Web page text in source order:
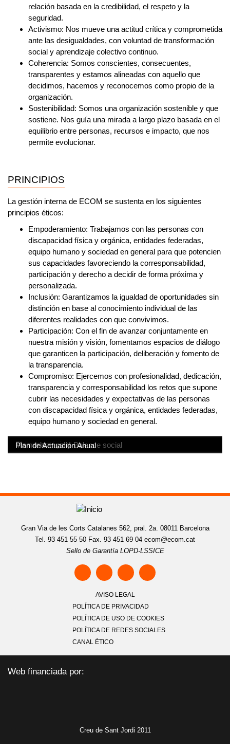
relación basada en la credibilidad, el respeto y la
seguridad.
Activismo: Nos mueve una actitud crítica y comprometida
ante las desigualdades, con voluntad de transformación
social y aprendizaje colectivo continuo.
Coherencia: Somos conscientes, consecuentes,
transparentes y estamos alineadas con aquello que
decidimos, hacemos y reconocemos como propio de la
organización.
Sostenibilidad: Somos una organización sostenible y que
sostiene. Nos guía una mirada a largo plazo basada en el
equilibrio entre personas, recursos e impacto, que nos
permite evolucionar.
PRINCIPIOS
La gestión interna de ECOM se sustenta en los siguientes
principios éticos:
Empoderamiento: Trabajamos con las personas con
discapacidad física y orgánica, entidades federadas,
equipo humano y sociedad en general para que potencien
sus capacidades favoreciendo la corresponsabilidad,
participación y derecho a decidir de forma próxima y
personalizada.
Inclusión: Garantizamos la igualdad de oportunidades sin
distinción en base al conocimiento individual de las
diferentes realidades con que convivimos.
Participación: Con el fin de avanzar conjuntamente en
nuestra misión y visión, fomentamos espacios de diálogo
que garanticen la participación, deliberación y fomento de
la transparencia.
Compromiso: Ejercemos con profesionalidad, dedicación,
transparencia y corresponsabilidad los retos que supone
cubrir las necesidades y expectativas de las personas
con discapacidad física y orgánica, entidades federadas,
equipo humano y sociedad en general.
Historia
Estructura
Plan estratégico
Memoria anual y Balance social
Plan de Actuación Anual
Gran Via de les Corts Catalanes 562, pral. 2a. 08011 Barcelona
Tel. 93 451 55 50 Fax. 93 451 69 04 ecom@ecom.cat
Sello de Garantía LOPD-LSSICE
AVISO LEGAL
POLÍTICA DE PRIVACIDAD
POLÍTICA DE USO DE COOKIES
POLÍTICA DE REDES SOCIALES
CANAL ÉTICO
Web financiada por:
Creu de Sant Jordi 2011